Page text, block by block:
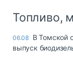
Топливо,
06.08 В Томской
выпуск